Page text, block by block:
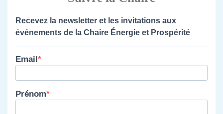
Recevez la newsletter et les invitations aux
événements de la Chaire Énergie et Prospérité
Email
Prénom